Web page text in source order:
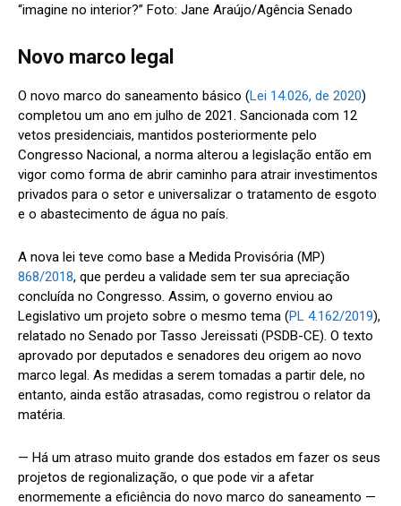
“imagine no interior?” Foto: Jane Araújo/Agência Senado
Novo marco legal
O novo marco do saneamento básico (Lei 14.026, de 2020)
completou um ano em julho de 2021. Sancionada com 12
vetos presidenciais, mantidos posteriormente pelo
Congresso Nacional, a norma alterou a legislação então em
vigor como forma de abrir caminho para atrair investimentos
privados para o setor e universalizar o tratamento de esgoto
e o abastecimento de água no país.
A nova lei teve como base a Medida Provisória (MP)
868/2018, que perdeu a validade sem ter sua apreciação
concluída no Congresso. Assim, o governo enviou ao
Legislativo um projeto sobre o mesmo tema (PL 4.162/2019),
relatado no Senado por Tasso Jereissati (PSDB-CE). O texto
aprovado por deputados e senadores deu origem ao novo
marco legal. As medidas a serem tomadas a partir dele, no
entanto, ainda estão atrasadas, como registrou o relator da
matéria.
— Há um atraso muito grande dos estados em fazer os seus
projetos de regionalização, o que pode vir a afetar
enormemente a eficiência do novo marco do saneamento —